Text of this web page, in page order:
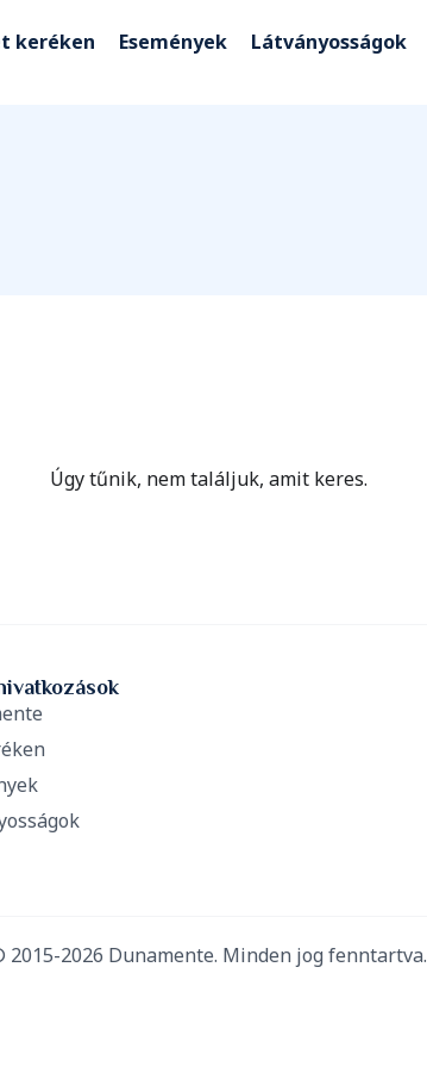
keréken Események Látványosságok
Úgy tűnik, nem találjuk, amit keres.
2015-2026 Dunamente. Minden jog fenntartva.